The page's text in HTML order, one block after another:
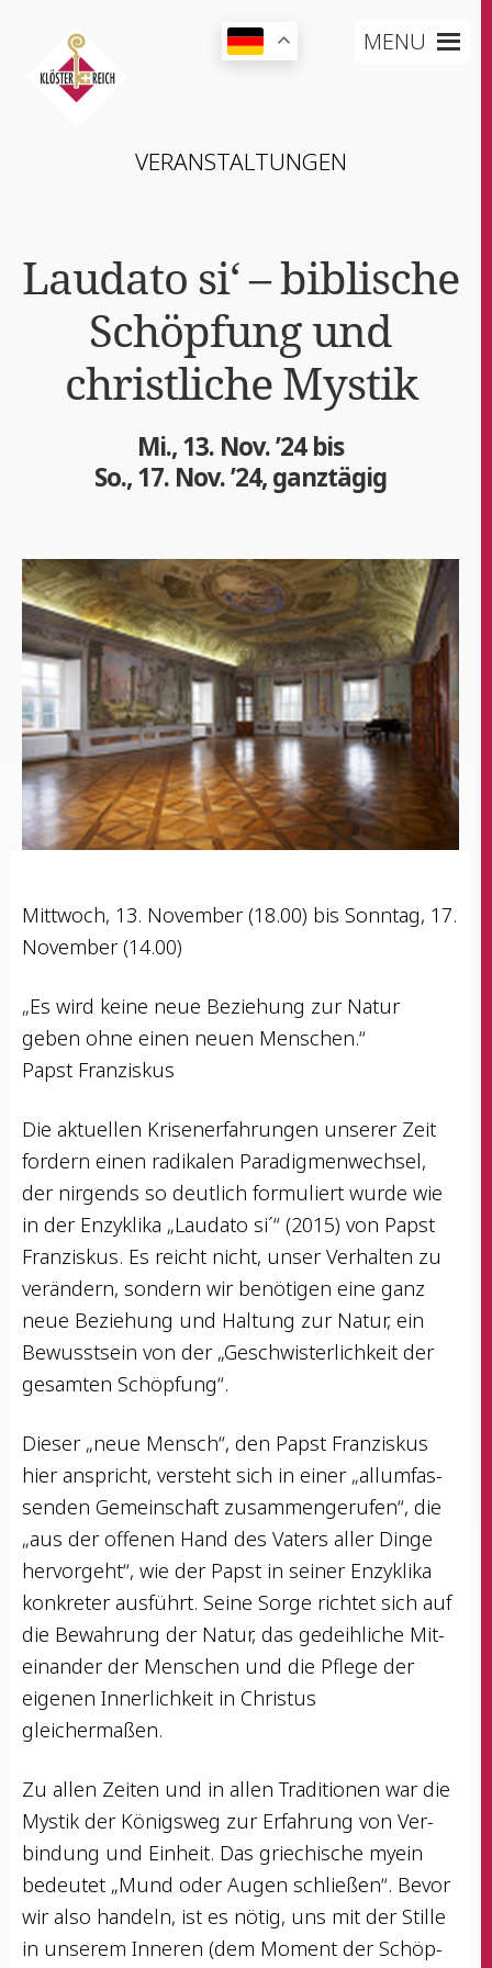
MENU
VER­AN­STAL­TUN­GEN
Lau­da­to si‘ – bibli­sche
Schöp­fung und
christ­li­che Mystik
Mi., 13. Nov. ’24 bis
So., 17. Nov. ’24, ganztägig
Mitt­woch, 13. Novem­ber (18.00) bis Sonn­tag, 17.
Novem­ber (14.00)
„Es wird kei­ne neue Bezie­hung zur Natur
geben ohne einen neu­en Menschen.“
Papst Franziskus
Die aktu­el­len Kri­sen­er­fah­run­gen unse­rer Zeit
for­dern einen radi­ka­len Para­dig­men­wech­sel,
der nir­gends so deut­lich for­mu­liert wur­de wie
in der Enzy­kli­ka „Lau­da­to si´“ (2015) von Papst
Fran­zis­kus. Es reicht nicht, unser Ver­hal­ten zu
ver­än­dern, son­dern wir benö­ti­gen eine ganz
neue Bezie­hung und Hal­tung zur Natur, ein
Bewusst­sein von der „Geschwis­ter­lich­keit der
gesam­ten Schöpfung“.
Die­ser „neue Mensch“, den Papst Fran­zis­kus
hier anspricht, ver­steht sich in einer „all­um­fas­
sen­den Gemein­schaft zusam­men­ge­ru­fen“, die
„aus der offe­nen Hand des Vaters aller Din­ge
her­vor­geht“, wie der Papst in sei­ner Enzy­kli­ka
kon­kre­ter aus­führt. Sei­ne Sor­ge rich­tet sich auf
die Bewah­rung der Natur, das gedeih­li­che Mit­
ein­an­der der Men­schen und die Pfle­ge der
eige­nen Inner­lich­keit in Chris­tus
gleichermaßen.
Zu allen Zei­ten und in allen Tra­di­tio­nen war die
Mys­tik der Königs­weg zur Erfah­rung von Ver­
bin­dung und Ein­heit. Das grie­chi­sche myein
bedeu­tet „Mund oder Augen schlie­ßen“. Bevor
wir also han­deln, ist es nötig, uns mit der Stil­le
in unse­rem Inne­ren (dem Moment der Schöp­